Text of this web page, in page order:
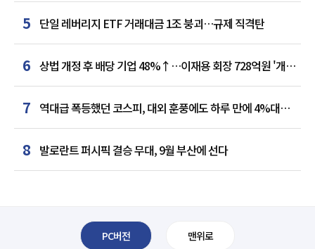
5 단일 레버리지 ETF 거래대금 1조 붕괴…규제 직격탄
6 상법 개정 후 배당 기업 48%↑…이재용 회장 728억원 '개인
최다'
7 역대급 폭등했던 코스피, 대외 훈풍에도 하루 만에 4%대
급락
8 발로란트 퍼시픽 결승 무대, 9월 부산에 선다
PC버전 맨위로